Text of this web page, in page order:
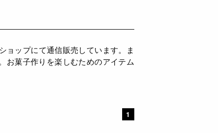
ョップにて通信販売しています。ま
お菓子作りを楽しむためのアイテム
1